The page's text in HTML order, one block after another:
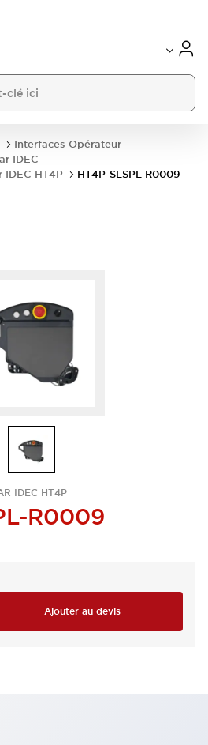
Interfaces Opérateur
IDEC
IDEC HT4P
HT4P-SLSPL-R0009
IDEC HT4P
R0009
Ajouter au devis